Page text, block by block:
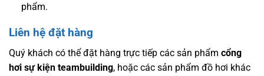
phẩm.
Liên hệ đặt hàng
Quý khách có thể đặt hàng trực tiếp các sản phẩm cổng
hơi sự kiện teambuilding, hoặc các sản phẩm đồ hơi khác